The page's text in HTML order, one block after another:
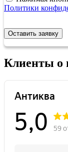
Политики
Оставить заявку
Клиенты о